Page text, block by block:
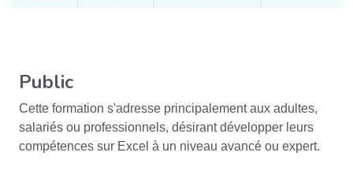
Public
Cette formation s'adresse principalement aux adultes,
salariés ou professionnels, désirant développer leurs
compétences sur Excel à un niveau avancé ou expert.